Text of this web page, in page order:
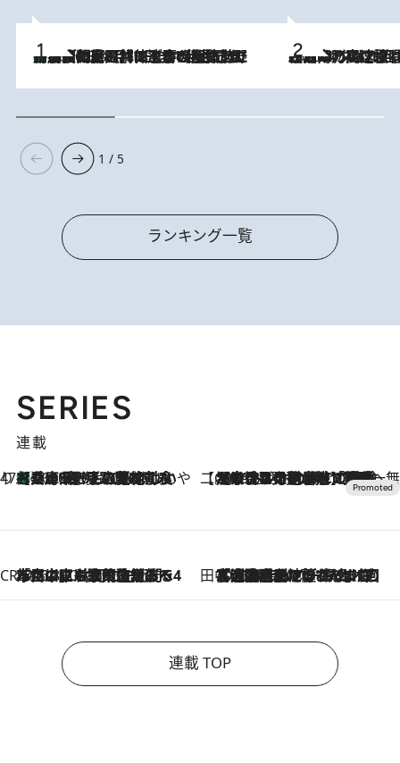
2026.8.8
「最後に見られてよかった」上野動物園の東園パンダ舎が解体前に特別公開。8月16日まで延長されたパネル展と共に辿る“半世紀”のパンダ飼育《解体工事の図面あり》 2026.8.7
「湘南乃風に憧れて」観客大盛上がりの“タオル回し”に、ラッパー顔負けの高速歌唱まで…さだまさし（74）のアグレッシブすぎる現在地
1 / 5
ランキング一覧
SERIES
連載
47都道府県の手みやげ ひんやりスイーツで夏を満喫
2026.8.8
【兵庫県】この夏絶対食べたい 冷やしておいしいおやつ3選 淡路島の恵みをジェラートに集約 【CREA×星野リゾート】唯一無二。癒しと発見が待つ場所へ
2026.8.7
【トンボの足水浴】ヒノキの香りに包まれて涼感マックス！約13℃の湧水かけ流しを避暑地「星野温泉 トンボの湯」で体験
CREA'S CHOICE
2026.8.7
「立川にも歌舞伎があるんだよ」 片岡仁左衛門・市川中車ら豪華座組みで4年目の立川立飛歌舞伎へ 田中稲の勝手に再ブーム
2026.8.7
「湘南乃風に憧れて」観客大盛上がりの“タオル回し”に、ラッパー顔負けの高速歌唱まで…さだまさし（74）のアグレッシブすぎる現在地
連載 TOP